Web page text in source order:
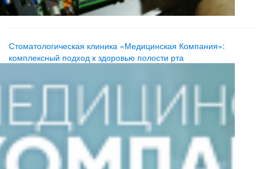
Стоматологическая клиника «Медицинская Компания»:
комплексный подход к здоровью полости рта